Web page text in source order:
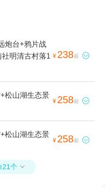
炮台+鸦片战
明清古村落1 ¥ 238起 
松山湖生态景
¥ 258起 
松山湖生态景
¥ 258起 
21个 